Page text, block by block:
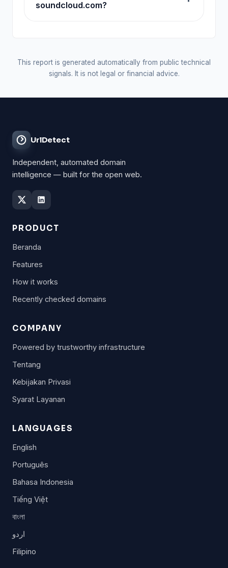
soundcloud.com?
This report is generated automatically from public technical
signals. It is not legal or financial advice.
UrlDetect
Independent, automated domain
intelligence — built for the open web.
PRODUCT
Beranda
Features
How it works
Recently checked domains
COMPANY
Powered by trustworthy infrastructure
Tentang
Kebijakan Privasi
Syarat Layanan
LANGUAGES
English
Português
Bahasa Indonesia
Tiếng Việt
বাংলা
اردو
Filipino